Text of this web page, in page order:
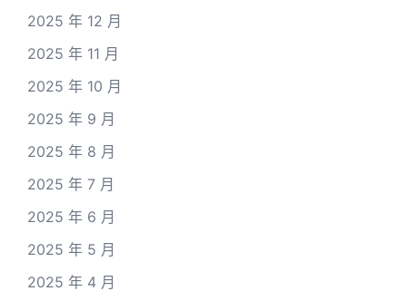
2025 年 12 月
2025 年 11 月
2025 年 10 月
2025 年 9 月
2025 年 8 月
2025 年 7 月
2025 年 6 月
2025 年 5 月
2025 年 4 月